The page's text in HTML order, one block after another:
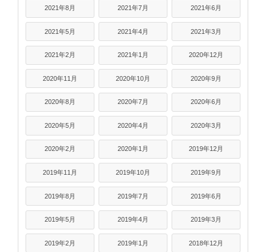
2021年8月 2021年7月 2021年6月
2021年5月 2021年4月 2021年3月
2021年2月 2021年1月 2020年12月
2020年11月 2020年10月 2020年9月
2020年8月 2020年7月 2020年6月
2020年5月 2020年4月 2020年3月
2020年2月 2020年1月 2019年12月
2019年11月 2019年10月 2019年9月
2019年8月 2019年7月 2019年6月
2019年5月 2019年4月 2019年3月
2019年2月 2019年1月 2018年12月